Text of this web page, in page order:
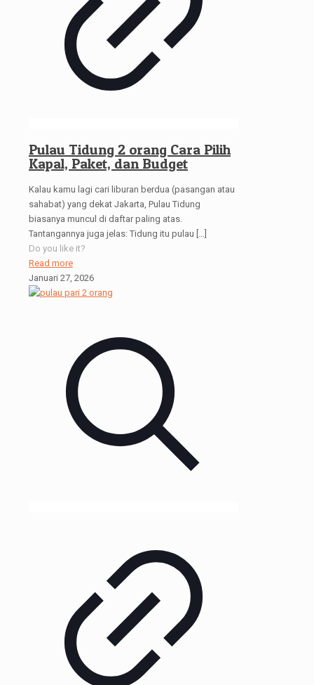
Pulau Tidung 2 orang Cara Pilih
Kapal, Paket, dan Budget
Kalau kamu lagi cari liburan berdua (pasangan atau
sahabat) yang dekat Jakarta, Pulau Tidung
biasanya muncul di daftar paling atas.
Tantangannya juga jelas: Tidung itu pulau […]
Do you like it?
Read more
Januari 27, 2026